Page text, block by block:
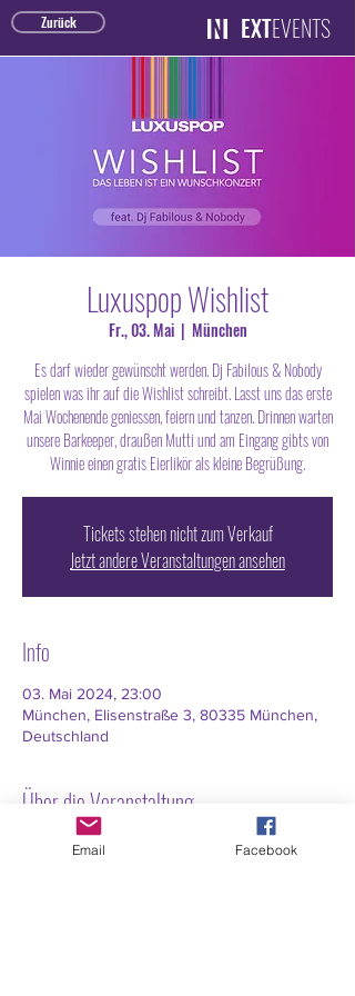
Zurück EXTEVENTS
Luxuspop Wishlist
Fr., 03. Mai
  |
München
Es darf wieder gewünscht werden. Dj Fabilous & Nobody
spielen was ihr auf die Wishlist schreibt. Lasst uns das erste
Mai Wochenende geniessen, feiern und tanzen. Drinnen warten
unsere Barkeeper, draußen Mutti und am Eingang gibts von
Winnie einen gratis Eierlikör als kleine Begrüßung.
Tickets stehen nicht zum Verkauf
Jetzt andere Veranstaltungen ansehen
Info
03. Mai 2024, 23:00
München, Elisenstraße 3, 80335 München,
Deutschland
Über die Veranstaltung
Eure Musikwünsche könnt ihr bis Freitag 21
Email Facebook